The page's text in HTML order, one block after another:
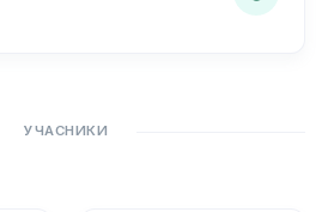
УЧАСНИКИ